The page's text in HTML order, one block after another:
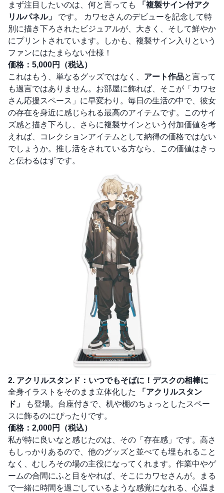
まず注目したいのは、何と言っても
「複製サイン付アク
リルパネル」
です。 カワセさんのデビューを記念して特
別に描き下ろされたビジュアルが、大きく、そして鮮やか
にプリントされています。しかも、複製サイン入りという
ファンにはたまらない仕様！
価格：5,000円（税込）
これはもう、単なるグッズではなく、 アート作品と言って
も過言ではありません。お部屋に飾れば、そこが「カワセ
さん応援スペース」に早変わり。毎日の生活の中で、彼女
の存在を身近に感じられる最高のアイテムです。このサイ
ズ感と描き下ろし、さらに複製サインという付加価値を考
えれば、コレクションアイテムとして納得の価格ではない
でしょうか。推し活をされている方なら、この価値はきっ
と伝わるはずです。
2. アクリルスタンド：いつでもそばに！デスクの相棒に
全身イラストをそのまま立体化した
「アクリルスタン
ド」
も登場。台座付きで、机や棚のちょっとしたスペー
スに飾るのにぴったりです。
価格：2,000円（税込）
私が特に良いなと感じたのは、その「存在感」です。高さ
もしっかりあるので、他のグッズと並べても埋もれること
なく、むしろその場の主役になってくれます。作業中やゲ
ームの合間にふと目をやれば、そこにカワセさんが。まる
で一緒に時間を過ごしているような感覚になれる、心温ま